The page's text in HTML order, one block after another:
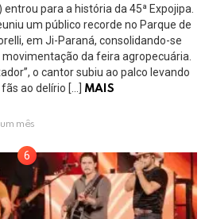
para a história da 45ª Expojipa.
um público recorde no Parque de
em Ji-Paraná, consolidando-se
da feira agropecuária.
o cantor subiu ao palco levando
ao delírio […] MAIS
mês